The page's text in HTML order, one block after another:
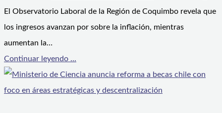
El Observatorio Laboral de la Región de Coquimbo revela que
los ingresos avanzan por sobre la inflación, mientras
aumentan la…
Continuar leyendo ...